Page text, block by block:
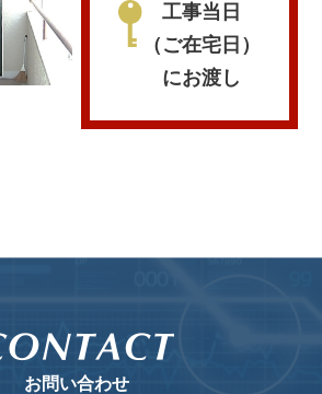
工事当日
（ご在宅日）
にお渡し
お問い合わせ